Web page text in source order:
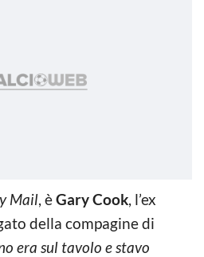
Mail, èGary Cook, l’ex
della compagine di
era sul tavolo e stavo